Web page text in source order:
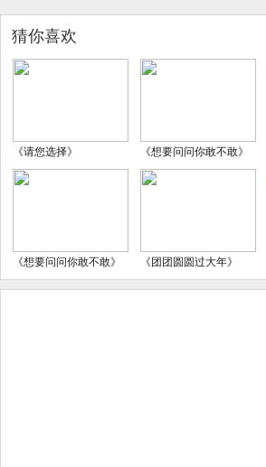
猜你喜欢
《请您选择》 《想要问问你敢不敢》
《想要问问你敢不敢》 《团团圆圆过大年》